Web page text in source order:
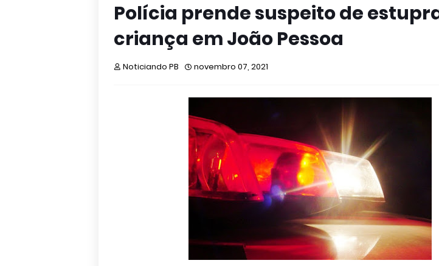
Polícia prende suspeito de
criança em João Pessoa
Noticiando PB novembro 07, 2021